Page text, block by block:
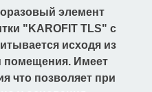
элемент
"KAROFIT TLS" с
исходя из
помещения. Имеет
что позволяет при